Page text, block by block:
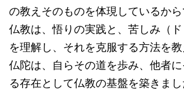
の教えそのものを体現しているから
仏教は、悟りの実践と、苦しみ（
を理解し、それを克服する方法を教
仏陀は、自らその道を歩み、他者に
る存在として仏教の基盤を築きまし